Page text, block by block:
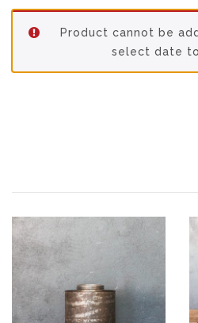
Product cannot be
select date